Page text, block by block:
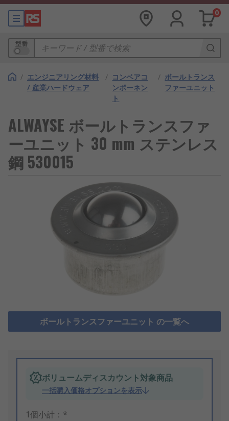
0
型番
/ エンジニアリング材料
/ 産業ハードウェア
/ コンベアコ
ンポーネン
ト
/ ボールトランス
ファーユニット
ALWAYSE ボールトランスファ
ーユニット 30 mm ステンレス
鋼 530015
ボールトランスファーユニット の一覧へ
ボリュームディスカウント対象商品
一括購入価格オプションを表示
1個小計：*